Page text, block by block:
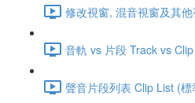
修改視窗, 混音視窗及其
音軌 vs 片段 Track vs
聲音片段列表 Clip List (